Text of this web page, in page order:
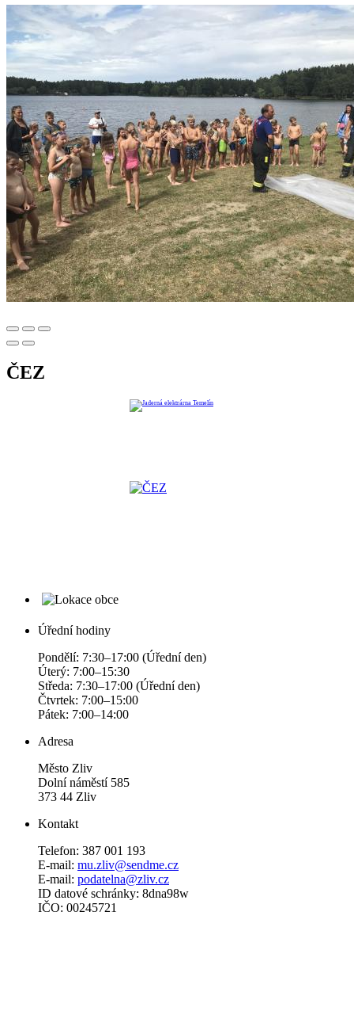
ČEZ
Úřední hodiny
Pondělí: 7:30–17:00 (Úřední den)
Úterý: 7:00–15:30
Středa: 7:30–17:00 (Úřední den)
Čtvrtek: 7:00–15:00
Pátek: 7:00–14:00
Adresa
Město Zliv
Dolní náměstí 585
373 44 Zliv
Kontakt
Telefon: 387 001 193
E-mail: mu.zliv@sendme.cz
E-mail: podatelna@zliv.cz
ID datové schránky: 8dna98w
IČO: 00245721